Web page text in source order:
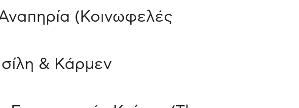
(Κοινωφελές
& Κάρμεν